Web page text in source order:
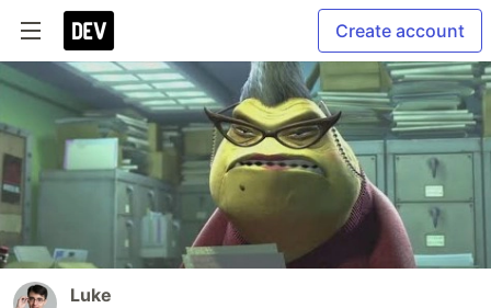
Create account
Luke